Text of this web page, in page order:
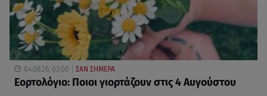
04.08.26, 03:00 ΣΑΝ ΣΗΜΕΡΑ
Εορτολόγιο: Ποιοι γιορτάζουν στις 4 Αυγούστου